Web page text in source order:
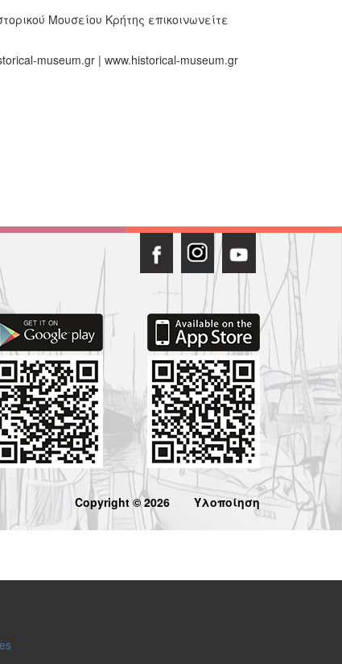
Μουσείου Κρήτης επικοινωνείτε
museum.gr | www.historical-museum.gr
Copyright © 2026 Υλοποίηση